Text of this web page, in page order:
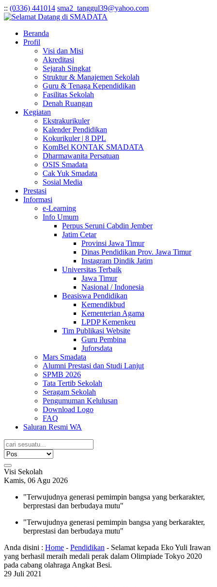
:: (0336) 441014 sma2_tanggul39@yahoo.com
Beranda
Profil
Visi dan Misi
Akreditasi
Sejarah Singkat
Struktur & Manajemen Sekolah
Guru & Tenaga Kependidikan
Fasilitas Sekolah
Denah Ruangan
Kegiatan
Ekstrakurikuler
Kalender Pendidikan
Kokurikuler | 8 DPL
KomBel KONTAK SMADATA
Dharmawanita Persatuan
OSIS Smadata
Cak Yuk Smadata
Sosial Media
Prestasi
Informasi
e-Learning
Info Umum
Perpus Seruni Cabdin Jember
Jatim Cetar
Provinsi Jawa Timur
Dinas Pendidikan Prov. Jawa Timur
Instagram Dindik Jatim
Universitas Terbaik
Jawa Timur
Nasional / Indonesia
Beasiswa Pendidikan
Kemendikbud
Kementerian Agama
LPDP Kemenkeu
Tim Publikasi Website
Guru Pembina
Juforsdata
Mars Smadata
Alumni Prestasi dan Studi Lanjut
SPMB 2026
Tata Tertib Sekolah
Seragam Sekolah
Pengumuman Kelulusan
Download Logo
FAQ
Saluran Resmi WA
Visi Sekolah
Kamis, 06 Agu 2026
"Terwujudnya generasi pemimpin bangsa yang berkarakter,
berprestasi dan berbudaya mutu"
"Terwujudnya generasi pemimpin bangsa yang berkarakter,
berprestasi dan berbudaya mutu"
Anda disini : Home - Pendidikan - Selamat kepada Eko Yuli Irawan
yang berhasil meraih medali perak dalam Olimpiade Tokyo 2020
pada cabang olahraga Angkat Besi.
29 Juli 2021